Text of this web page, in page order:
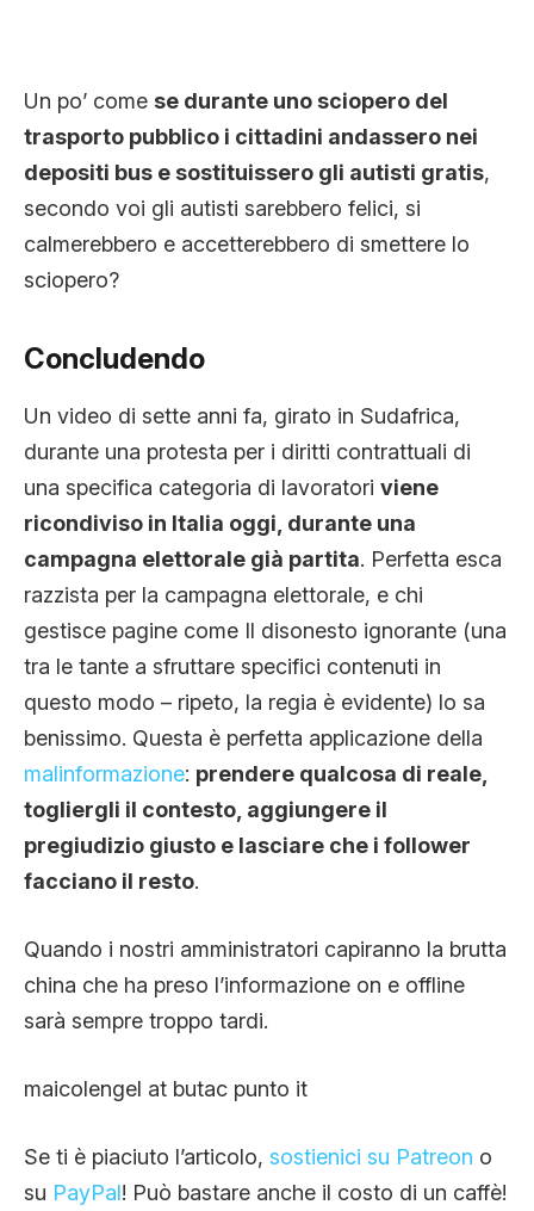
Un po’ come se durante uno sciopero del
trasporto pubblico i cittadini andassero nei
depositi bus e sostituissero gli autisti gratis,
secondo voi gli autisti sarebbero felici, si
calmerebbero e accetterebbero di smettere lo
sciopero?
Concludendo
Un video di sette anni fa, girato in Sudafrica,
durante una protesta per i diritti contrattuali di
una specifica categoria di lavoratori viene
ricondiviso in Italia oggi, durante una
campagna elettorale già partita. Perfetta esca
razzista per la campagna elettorale, e chi
gestisce pagine come Il disonesto ignorante (una
tra le tante a sfruttare specifici contenuti in
questo modo – ripeto, la regia è evidente) lo sa
benissimo. Questa è perfetta applicazione della
malinformazione: prendere qualcosa di reale,
togliergli il contesto, aggiungere il
pregiudizio giusto e lasciare che i follower
facciano il resto.
Quando i nostri amministratori capiranno la brutta
china che ha preso l’informazione on e offline
sarà sempre troppo tardi.
maicolengel at butac punto it
Se ti è piaciuto l’articolo, sostienici su Patreon o
su PayPal! Può bastare anche il costo di un caffè!